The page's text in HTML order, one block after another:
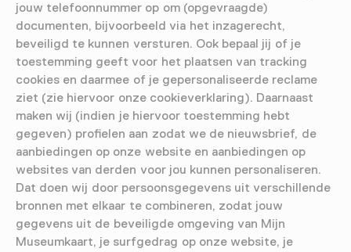
jouw telefoonnummer op om (opgevraagde)
documenten, bijvoorbeeld via het inzagerecht,
beveiligd te kunnen versturen. Ook bepaal jij of je
toestemming geeft voor het plaatsen van tracking
cookies en daarmee of je gepersonaliseerde reclame
ziet (zie hiervoor onze cookieverklaring). Daarnaast
maken wij (indien je hiervoor toestemming hebt
gegeven) profielen aan zodat we de nieuwsbrief, de
aanbiedingen op onze website en aanbiedingen op
websites van derden voor jou kunnen personaliseren.
Dat doen wij door persoonsgegevens uit verschillende
bronnen met elkaar te combineren, zodat jouw
gegevens uit de beveiligde omgeving van Mijn
Museumkaart, je surfgedrag op onze website, je